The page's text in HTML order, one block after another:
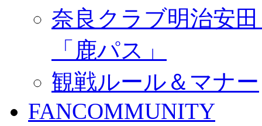
奈良クラブ明治安
「鹿パス」
観戦ルール＆マナー
FANCOMMUNITY